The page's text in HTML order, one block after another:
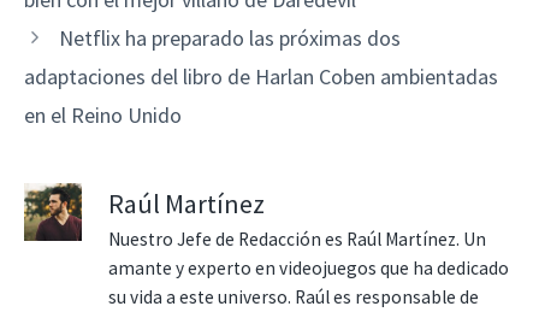
Netflix ha preparado las próximas dos
adaptaciones del libro de Harlan Coben ambientadas
en el Reino Unido
Raúl Martínez
Nuestro Jefe de Redacción es Raúl Martínez. Un
amante y experto en videojuegos que ha dedicado
su vida a este universo. Raúl es responsable de